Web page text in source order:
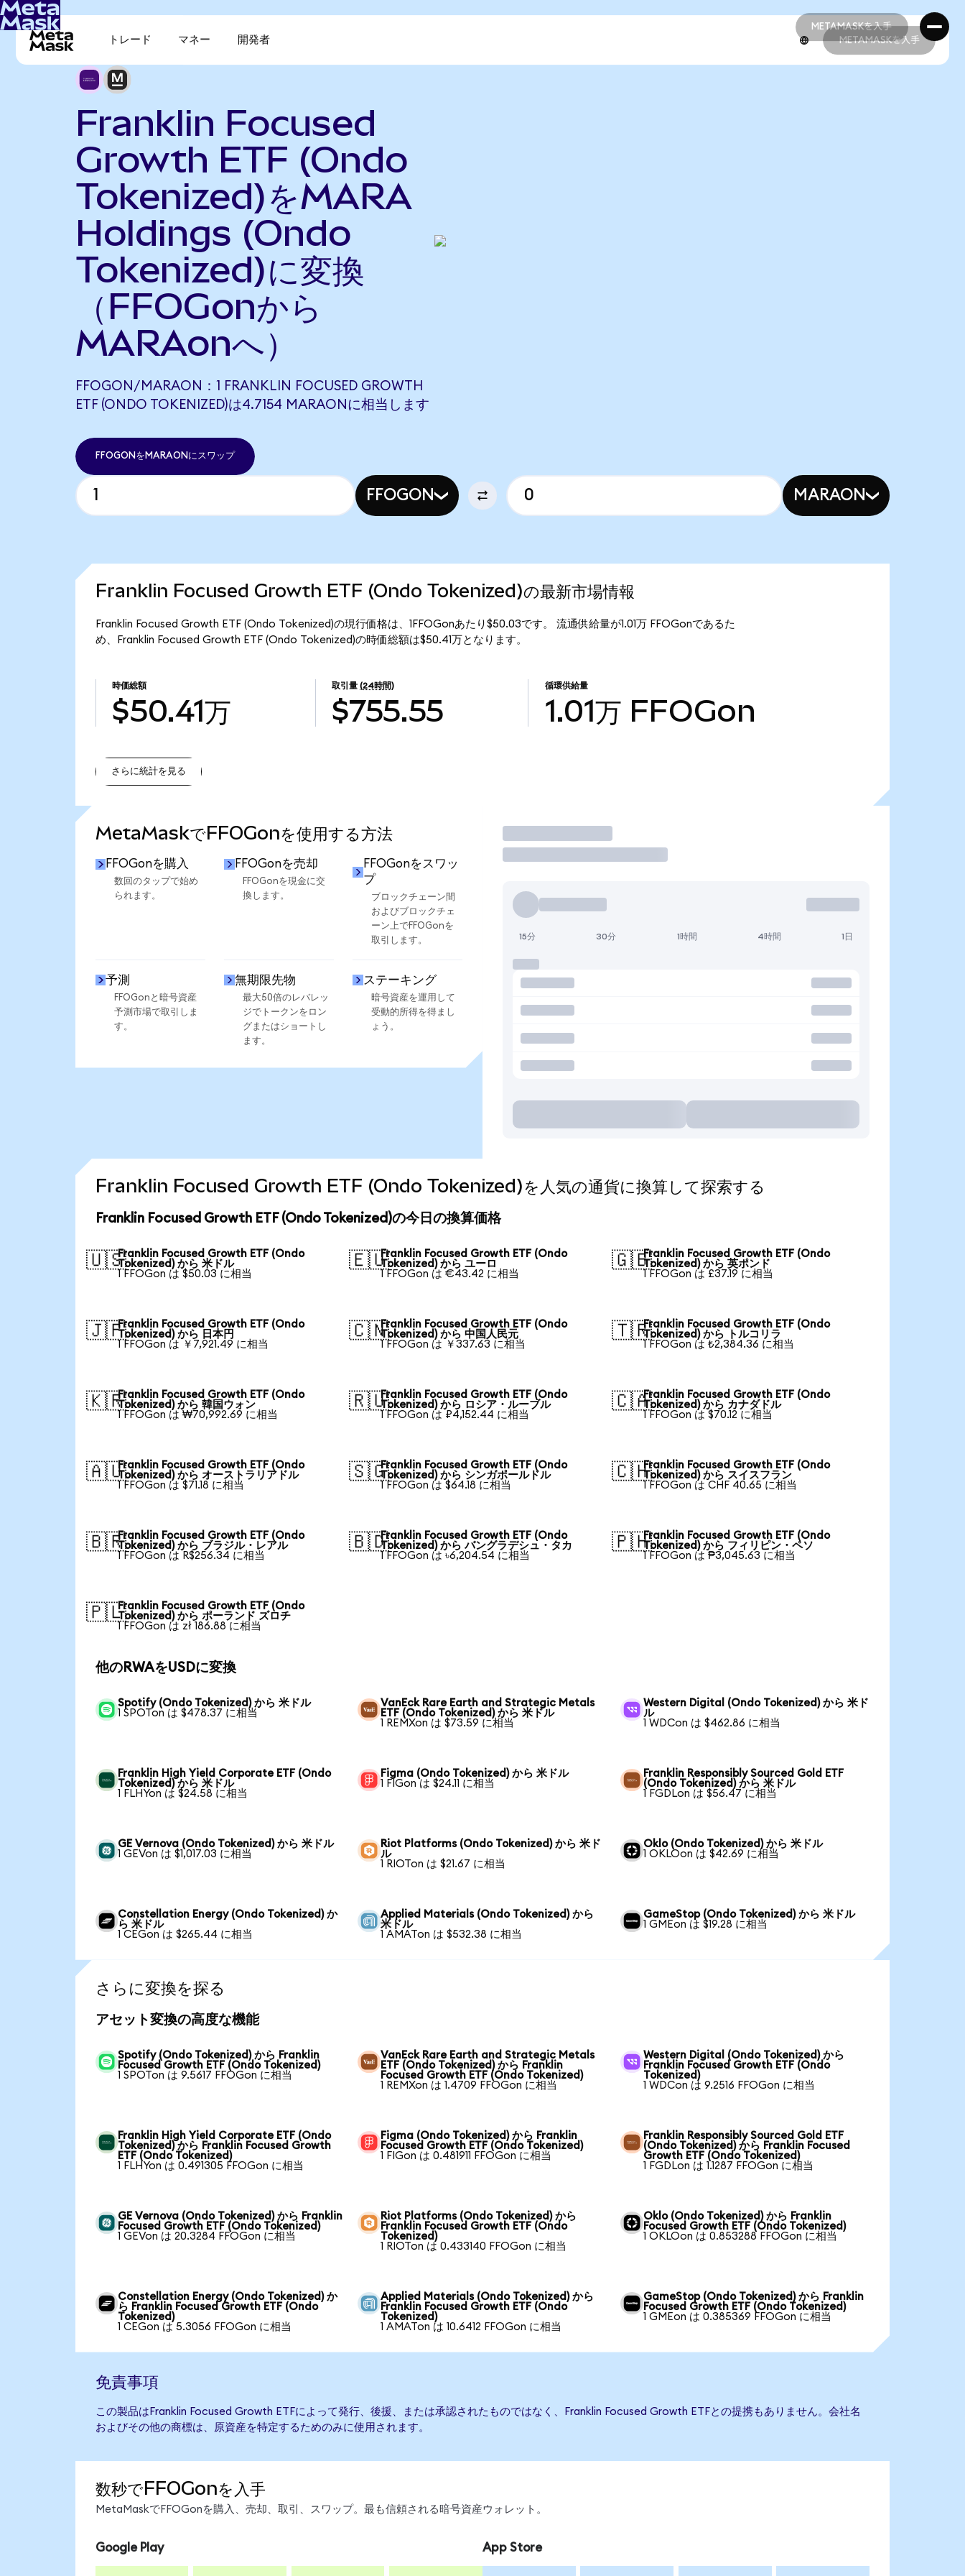
METAMASKを入手
METAMASKを入手
トレード マネー 開発者 METAMASKを入手
Franklin Focused
Growth ETF (Ondo
Tokenized)をMARA
Holdings (Ondo
Tokenized)に変換
（FFOGonから
MARAonへ）
FFOGON/MARAON：1 FRANKLIN FOCUSED GROWTH
ETF (ONDO TOKENIZED)は4.7154 MARAONに相当します
FFOGONをMARAONにスワップ
FFOGON MARAON
Franklin Focused Growth ETF (Ondo Tokenized)の最新市場情報
Franklin Focused Growth ETF (Ondo Tokenized)の現行価格は、1FFOGonあたり$50.03です。 流通供給量が1.01万 FFOGonであるた
め、Franklin Focused Growth ETF (Ondo Tokenized)の時価総額は$50.41万となります。
時価総額
$50.41万
取引量 (24時間)
$755.55
循環供給量
1.01万 FFOGon
さらに統計を見る
MetaMaskでFFOGonを使用する方法
FFOGonを購入
数回のタップで始め
られます。
FFOGonを売却
FFOGonを現金に交
換します。
FFOGonをスワッ
プ
ブロックチェーン間
およびブロックチェ
ーン上でFFOGonを
取引します。
予測
FFOGonと暗号資産
予測市場で取引しま
す。
無期限先物
最大50倍のレバレッ
ジでトークンをロン
グまたはショートし
ます。
ステーキング
暗号資産を運用して
受動的所得を得まし
ょう。
取引
15分 30分 1時間 4時間 1日
Franklin Focused Growth ETF (Ondo Tokenized)を人気の通貨に換算して探索する
Franklin Focused Growth ETF (Ondo Tokenized)の今日の換算価格
🇺🇸Franklin Focused Growth ETF (Ondo
Tokenized) から 米ドル
1 FFOGon は $50.03 に相当
🇪🇺Franklin Focused Growth ETF (Ondo
Tokenized) から ユーロ
1 FFOGon は €43.42 に相当
🇬🇧Franklin Focused Growth ETF (Ondo
Tokenized) から 英ポンド
1 FFOGon は £37.19 に相当
🇯🇵Franklin Focused Growth ETF (Ondo
Tokenized) から 日本円
1 FFOGon は ￥7,921.49 に相当
🇨🇳Franklin Focused Growth ETF (Ondo
Tokenized) から 中国人民元
1 FFOGon は ￥337.63 に相当
🇹🇷Franklin Focused Growth ETF (Ondo
Tokenized) から トルコリラ
1 FFOGon は ₺2,384.36 に相当
🇰🇷Franklin Focused Growth ETF (Ondo
Tokenized) から 韓国ウォン
1 FFOGon は ₩70,992.69 に相当
🇷🇺Franklin Focused Growth ETF (Ondo
Tokenized) から ロシア・ルーブル
1 FFOGon は ₽4,152.44 に相当
🇨🇦Franklin Focused Growth ETF (Ondo
Tokenized) から カナダドル
1 FFOGon は $70.12 に相当
🇦🇺Franklin Focused Growth ETF (Ondo
Tokenized) から オーストラリアドル
1 FFOGon は $71.18 に相当
🇸🇬Franklin Focused Growth ETF (Ondo
Tokenized) から シンガポールドル
1 FFOGon は $64.18 に相当
🇨🇭Franklin Focused Growth ETF (Ondo
Tokenized) から スイスフラン
1 FFOGon は CHF 40.65 に相当
🇧🇷Franklin Focused Growth ETF (Ondo
Tokenized) から ブラジル・レアル
1 FFOGon は R$256.34 に相当
🇧🇩Franklin Focused Growth ETF (Ondo
Tokenized) から バングラデシュ・タカ
1 FFOGon は ৳6,204.54 に相当
🇵🇭Franklin Focused Growth ETF (Ondo
Tokenized) から フィリピン・ペソ
1 FFOGon は ₱3,045.63 に相当
🇵🇱Franklin Focused Growth ETF (Ondo
Tokenized) から ポーランド ズロチ
1 FFOGon は zł 186.88 に相当
他のRWAをUSDに変換
Spotify (Ondo Tokenized) から 米ドル
1 SPOTon は $478.37 に相当
VanEck Rare Earth and Strategic Metals
ETF (Ondo Tokenized) から 米ドル
1 REMXon は $73.59 に相当
Western Digital (Ondo Tokenized) から 米ド
ル
1 WDCon は $462.86 に相当
Franklin High Yield Corporate ETF (Ondo
Tokenized) から 米ドル
1 FLHYon は $24.58 に相当
Figma (Ondo Tokenized) から 米ドル
1 FIGon は $24.11 に相当
Franklin Responsibly Sourced Gold ETF
(Ondo Tokenized) から 米ドル
1 FGDLon は $56.47 に相当
GE Vernova (Ondo Tokenized) から 米ドル
1 GEVon は $1,017.03 に相当
Riot Platforms (Ondo Tokenized) から 米ド
ル
1 RIOTon は $21.67 に相当
Oklo (Ondo Tokenized) から 米ドル
1 OKLOon は $42.69 に相当
Constellation Energy (Ondo Tokenized) か
ら 米ドル
1 CEGon は $265.44 に相当
Applied Materials (Ondo Tokenized) から
米ドル
1 AMATon は $532.38 に相当
GameStop (Ondo Tokenized) から 米ドル
1 GMEon は $19.28 に相当
さらに変換を探る
アセット変換の高度な機能
Spotify (Ondo Tokenized) から Franklin
Focused Growth ETF (Ondo Tokenized)
1 SPOTon は 9.5617 FFOGon に相当
VanEck Rare Earth and Strategic Metals
ETF (Ondo Tokenized) から Franklin
Focused Growth ETF (Ondo Tokenized)
1 REMXon は 1.4709 FFOGon に相当
Western Digital (Ondo Tokenized) から
Franklin Focused Growth ETF (Ondo
Tokenized)
1 WDCon は 9.2516 FFOGon に相当
Franklin High Yield Corporate ETF (Ondo
Tokenized) から Franklin Focused Growth
ETF (Ondo Tokenized)
1 FLHYon は 0.491305 FFOGon に相当
Figma (Ondo Tokenized) から Franklin
Focused Growth ETF (Ondo Tokenized)
1 FIGon は 0.481911 FFOGon に相当
Franklin Responsibly Sourced Gold ETF
(Ondo Tokenized) から Franklin Focused
Growth ETF (Ondo Tokenized)
1 FGDLon は 1.1287 FFOGon に相当
GE Vernova (Ondo Tokenized) から Franklin
Focused Growth ETF (Ondo Tokenized)
1 GEVon は 20.3284 FFOGon に相当
Riot Platforms (Ondo Tokenized) から
Franklin Focused Growth ETF (Ondo
Tokenized)
1 RIOTon は 0.433140 FFOGon に相当
Oklo (Ondo Tokenized) から Franklin
Focused Growth ETF (Ondo Tokenized)
1 OKLOon は 0.853288 FFOGon に相当
Constellation Energy (Ondo Tokenized) か
ら Franklin Focused Growth ETF (Ondo
Tokenized)
1 CEGon は 5.3056 FFOGon に相当
Applied Materials (Ondo Tokenized) から
Franklin Focused Growth ETF (Ondo
Tokenized)
1 AMATon は 10.6412 FFOGon に相当
GameStop (Ondo Tokenized) から Franklin
Focused Growth ETF (Ondo Tokenized)
1 GMEon は 0.385369 FFOGon に相当
免責事項
この製品はFranklin Focused Growth ETFによって発行、後援、または承認されたものではなく、Franklin Focused Growth ETFとの提携もありません。会社名
およびその他の商標は、原資産を特定するためのみに使用されます。
数秒でFFOGonを入手
MetaMaskでFFOGonを購入、売却、取引、スワップ。最も信頼される暗号資産ウォレット。
Google Play App Store